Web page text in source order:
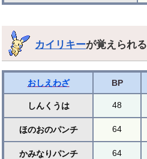
カイリキーが覚えられる
おしえわざ BP
しんくうは 48
ほのおのパンチ 64
かみなりパンチ 64